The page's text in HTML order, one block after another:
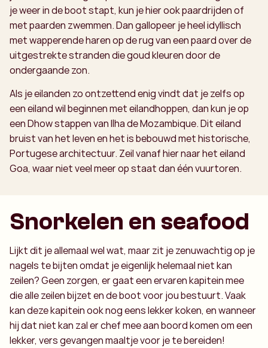
je weer in de boot stapt, kun je hier ook paardrijden of
met paarden zwemmen. Dan gallopeer je heel idyllisch
met wapperende haren op de rug van een paard over de
uitgestrekte stranden die goud kleuren door de
ondergaande zon.
Als je eilanden zo ontzettend enig vindt dat je zelfs op
een eiland wil beginnen met eilandhoppen, dan kun je op
een Dhow stappen van Ilha de Mozambique. Dit eiland
bruist van het leven en het is bebouwd met historische,
Portugese architectuur. Zeil vanaf hier naar het eiland
Goa, waar niet veel meer op staat dan één vuurtoren.
Snorkelen en seafood
Lijkt dit je allemaal wel wat, maar zit je zenuwachtig op je
nagels te bijten omdat je eigenlijk helemaal niet kan
zeilen? Geen zorgen, er gaat een ervaren kapitein mee
die alle zeilen bijzet en de boot voor jou bestuurt. Vaak
kan deze kapitein ook nog eens lekker koken, en wanneer
hij dat niet kan zal er chef mee aan boord komen om een
lekker, vers gevangen maaltje voor je te bereiden!